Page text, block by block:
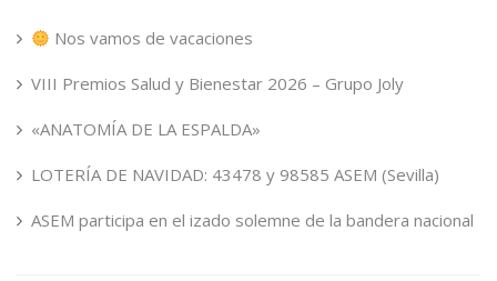
Nos vamos de vacaciones
VIII Premios Salud y Bienestar 2026 – Grupo Joly
«ANATOMÍA DE LA ESPALDA»
LOTERÍA DE NAVIDAD: 43478 y 98585 ASEM (Sevilla)
ASEM participa en el izado solemne de la bandera nacional